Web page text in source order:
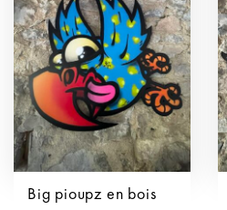
Big pioupz en bois